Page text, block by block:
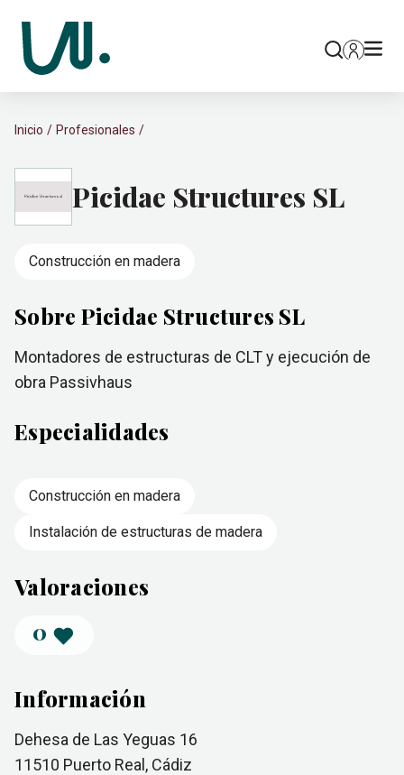
Inicio Profesionales
Picidae Structures SL
Construcción en madera
Sobre Picidae Structures SL
Montadores de estructuras de CLT y ejecución de
obra Passivhaus
Especialidades
Construcción en madera
Instalación de estructuras de madera
Valoraciones
0
Información
Dehesa de Las Yeguas 16
11510 Puerto Real , Cádiz